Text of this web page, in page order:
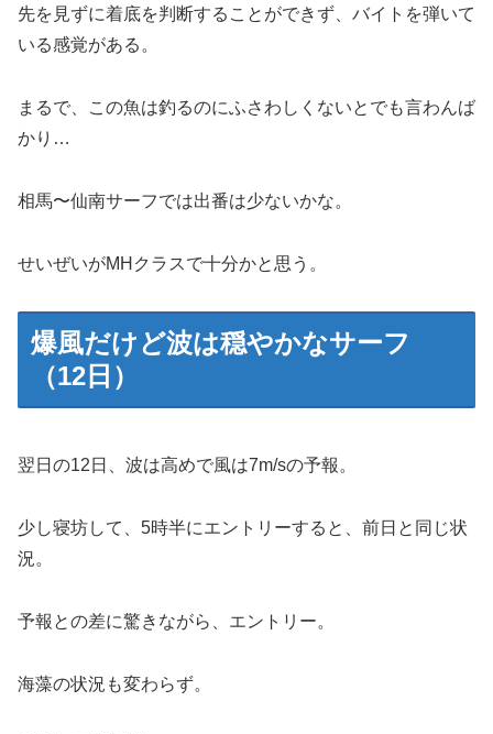
先を見ずに着底を判断することができず、バイトを弾いて
いる感覚がある。
まるで、この魚は釣るのにふさわしくないとでも言わんば
かり…
相馬〜仙南サーフでは出番は少ないかな。
せいぜいがMHクラスで十分かと思う。
爆風だけど波は穏やかなサーフ
（12日）
翌日の12日、波は高めで風は7m/sの予報。
少し寝坊して、5時半にエントリーすると、前日と同じ状
況。
予報との差に驚きながら、エントリー。
海藻の状況も変わらず。